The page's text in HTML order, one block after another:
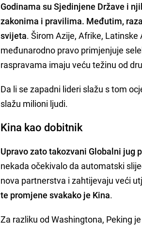
Godinama su Sjedinjene Države i
zakonima i pravilima. Međutim,
svijeta. Širom Azije, Afrike,
međunarodno pravo primjenjuje
raspravama imaju veću težinu od
Da li se zapadni lideri slažu s tom
slažu milioni ljudi.
Kina kao dobitnik
Upravo zato takozvani Globalni
nekada očekivalo da automatski
nova partnerstva i zahtijevaju veći
te promjene svakako je Kina.
Za razliku od Washingtona, Peking